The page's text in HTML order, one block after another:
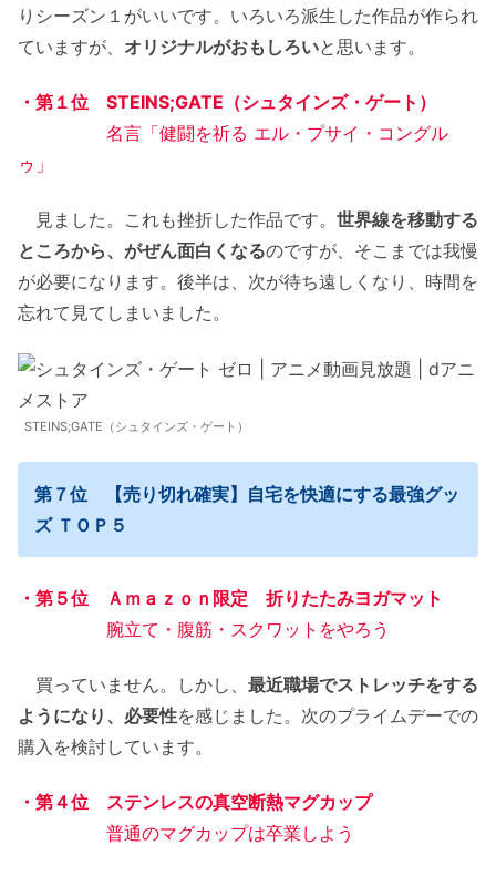
りシーズン１がいいです。いろいろ派生した作品が作られ
ていますが、 オリジナルがおもしろいと思います。
・第１位 STEINS;GATE（シュタインズ・ゲート）
名言「健闘を祈る エル・プサイ・コングル
ゥ」
見ました。これも挫折した作品です。 世界線を移動する
ところから、がぜん面白くなるのですが、そこまでは我慢
が必要になります。後半は、次が待ち遠しくなり、時間を
忘れて見てしまいました。
STEINS;GATE（シュタインズ・ゲート）
第７位 【売り切れ確実】自宅を快適にする最強グッ
ズ ＴＯＰ５
・第５位 Ａｍａｚｏｎ限定 折りたたみヨガマット
腕立て・腹筋・スクワットをやろう
買っていません。しかし、 最近職場でストレッチをする
ようになり、必要性を感じました。次のプライムデーでの
購入を検討しています。
・第４位 ステンレスの真空断熱マグカップ
普通のマグカップは卒業しよう